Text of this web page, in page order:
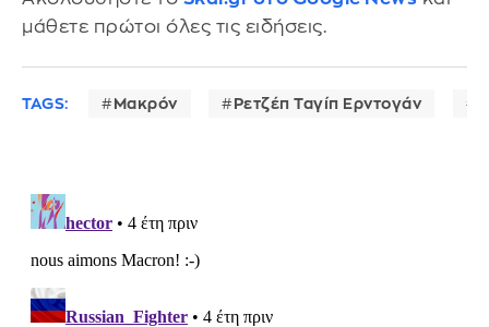
μάθετε πρώτοι όλες τις ειδήσεις.
TAGS: Μακρόν Ρετζέπ Ταγίπ Ερντογάν